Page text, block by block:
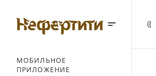
МОБИЛЬНОЕ
ПРИЛОЖЕНИЕ